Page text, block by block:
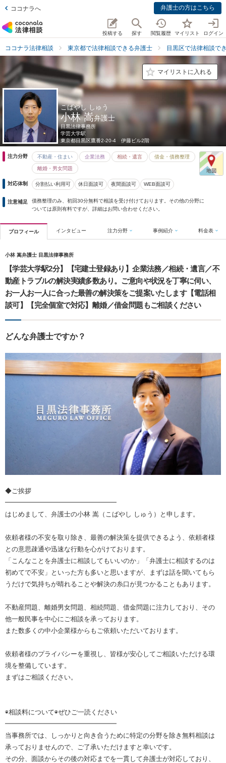
ココナラへ 弁護士の方はこちら
投稿する 探す 閲覧履歴 マイリスト ログイン
ココナラ法律相談 東京都で法律相談できる弁護士 目黒区で法律相談で
マイリストに入れる
こばやし しゅう
小林 嵩弁護士
目黒法律事務所
学芸大学駅
東京都目黒区鷹番2-20-4 伊藤ビル2階
注力分野 不動産・住まい 企業法務 相続・遺言 借金・債務整理
離婚・男女問題
対応体制 分割払い利用可 休日面談可 夜間面談可 WEB面談可
注意補足
債務整理のみ、初回30分無料で相談を受け付けております。その他の分野に
ついては原則有料ですが、詳細はお問い合わせください。
プロフィール インタビュー 注力分野 事例紹介 料金表
小林 嵩弁護士 目黒法律事務所
【学芸大学駅2分】【宅建士登録あり】企業法務／相続・遺言／不
動産トラブルの解決実績多数あり。ご意向や状況を丁寧に伺い、
お一人お一人に合った最善の解決策をご提案いたします【電話相
談可】【完全個室で対応】離婚／借金問題もご相談ください
どんな弁護士ですか？
◆ご挨拶
━━━━━━━━━━━━━━━━━
はじめまして、弁護士の小林 嵩（こばやし しゅう）と申します。
依頼者様の不安を取り除き、最善の解決策を提供できるよう、依頼者様
との意思疎通や迅速な行動を心がけております。
「こんなことを弁護士に相談してもいいのか」「弁護士に相談するのは
初めてで不安」といった方も多いと思いますが、まずは話を聞いてもら
うだけで気持ちが晴れることや解決の糸口が見つかることもあります。
不動産問題、離婚男女問題、相続問題、借金問題に注力しており、その
他一般民事を中心にご相談を承っております。
また数多くの中小企業様からもご依頼いただいております。
依頼者様のプライバシーを重視し、皆様が安心してご相談いただける環
境を整備しています。
まずはご相談ください。
◉相談料について◉ぜひご一読ください
━━━━━━━━━━━━━━━━━
当事務所では、しっかりと向き合うために特定の分野を除き無料相談は
承っておりませんので、ご了承いただけますと幸いです。
その分、面談からその後の対応までを一貫して弁護士が対応しており、